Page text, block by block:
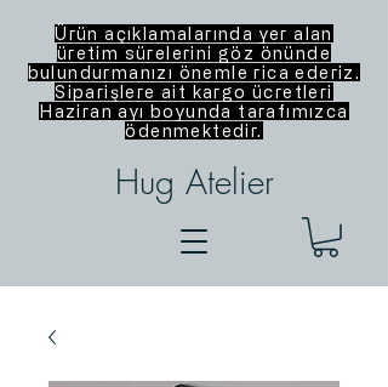
Ürün açıklamalarında yer alan
üretim sürelerini göz önünde
bulundurmanızı önemle rica ederiz.
Siparişlere ait kargo ücretleri
Haziran ayı boyunda tarafımızca
ödenmektedir.
Hug Atelier